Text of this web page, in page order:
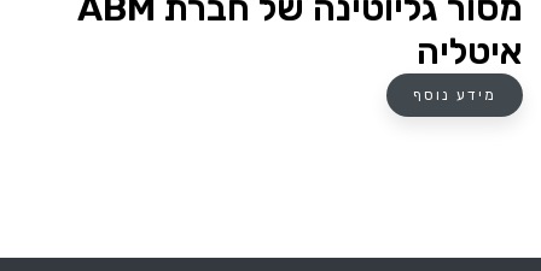
מסור גליוטינה של חברת ABM
איטליה
מידע נוסף